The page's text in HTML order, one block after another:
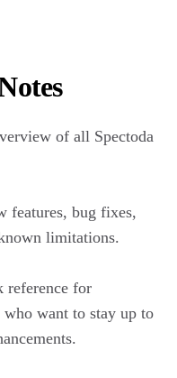
of all Spectoda
features, bug fixes,
limitations.
reference for
who want to stay up to